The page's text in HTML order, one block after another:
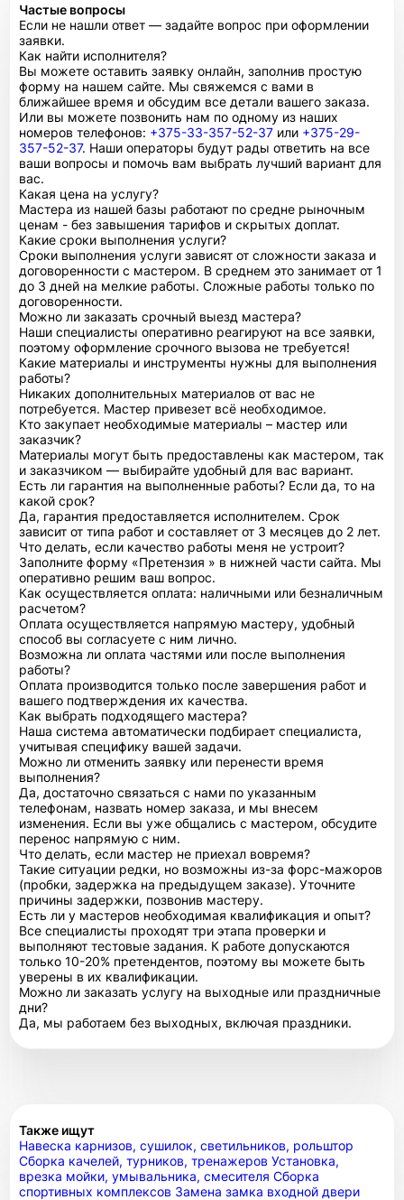
Частые вопросы
Если не нашли ответ — задайте вопрос при оформлении
заявки.
Как найти исполнителя?
Вы можете оставить заявку онлайн, заполнив простую
форму на нашем сайте. Мы свяжемся с вами в
ближайшее время и обсудим все детали вашего заказа.
Или вы можете позвонить нам по одному из наших
номеров телефонов: +375-33-357-52-37 или +375-29-
357-52-37. Наши операторы будут рады ответить на все
ваши вопросы и помочь вам выбрать лучший вариант для
вас.
Какая цена на услугу?
Мастера из нашей базы работают по средне рыночным
ценам - без завышения тарифов и скрытых доплат.
Какие сроки выполнения услуги?
Сроки выполнения услуги зависят от сложности заказа и
договоренности с мастером. В среднем это занимает от 1
до 3 дней на мелкие работы. Сложные работы только по
договоренности.
Можно ли заказать срочный выезд мастера?
Наши специалисты оперативно реагируют на все заявки,
поэтому оформление срочного вызова не требуется!
Какие материалы и инструменты нужны для выполнения
работы?
Никаких дополнительных материалов от вас не
потребуется. Мастер привезет всё необходимое.
Кто закупает необходимые материалы – мастер или
заказчик?
Материалы могут быть предоставлены как мастером, так
и заказчиком — выбирайте удобный для вас вариант.
Есть ли гарантия на выполненные работы? Если да, то на
какой срок?
Да, гарантия предоставляется исполнителем. Срок
зависит от типа работ и составляет от 3 месяцев до 2 лет.
Что делать, если качество работы меня не устроит?
Заполните форму «Претензия » в нижней части сайта. Мы
оперативно решим ваш вопрос.
Как осуществляется оплата: наличными или безналичным
расчетом?
Оплата осуществляется напрямую мастеру, удобный
способ вы согласуете с ним лично.
Возможна ли оплата частями или после выполнения
работы?
Оплата производится только после завершения работ и
вашего подтверждения их качества.
Как выбрать подходящего мастера?
Наша система автоматически подбирает специалиста,
учитывая специфику вашей задачи.
Можно ли отменить заявку или перенести время
выполнения?
Да, достаточно связаться с нами по указанным
телефонам, назвать номер заказа, и мы внесем
изменения. Если вы уже общались с мастером, обсудите
перенос напрямую с ним.
Что делать, если мастер не приехал вовремя?
Такие ситуации редки, но возможны из-за форс-мажоров
(пробки, задержка на предыдущем заказе). Уточните
причины задержки, позвонив мастеру.
Есть ли у мастеров необходимая квалификация и опыт?
Все специалисты проходят три этапа проверки и
выполняют тестовые задания. К работе допускаются
только 10-20% претендентов, поэтому вы можете быть
уверены в их квалификации.
Можно ли заказать услугу на выходные или праздничные
дни?
Да, мы работаем без выходных, включая праздники.
Также ищут
Навеска карнизов, сушилок, светильников, рольштор
Сборка качелей, турников, тренажеров Установка,
врезка мойки, умывальника, смесителя Сборка
спортивных комплексов Замена замка входной двери